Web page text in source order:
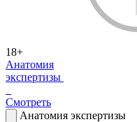
18+
Анатомия
экспертизы
Смотреть
Анатомия экспертизы